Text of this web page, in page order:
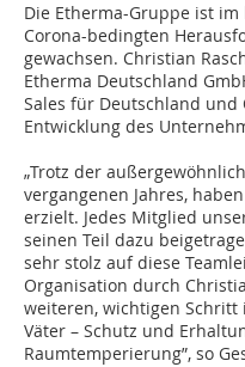
Die Etherma-Gruppe ist
Corona-bedingten
gewachsen. Christian
Etherma Deutschland
Sales für Deutschland
Entwicklung des
„Trotz der
vergangenen Jahres,
erzielt. Jedes Mitglied
seinen Teil dazu
sehr stolz auf diese
Organisation durch
weiteren, wichtigen
Väter – Schutz und
Raumtemperierung”, so